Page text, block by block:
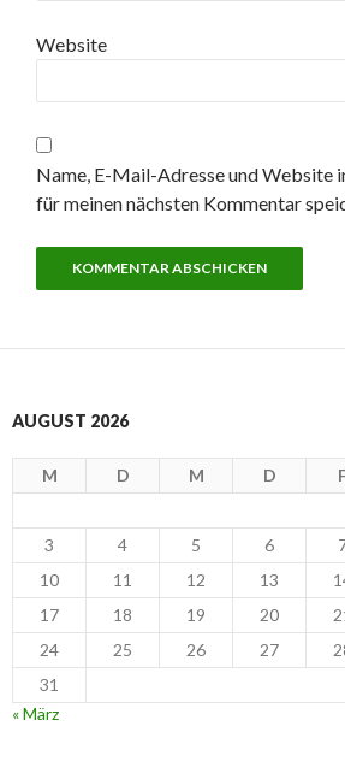
Website
Name, E-Mail-Adresse und Website
für meinen nächsten Kommentar
AUGUST 2026
M D M D
3
4 5 6
10
11 12 13
17
18 19 20
24
25 26 27
31
« März